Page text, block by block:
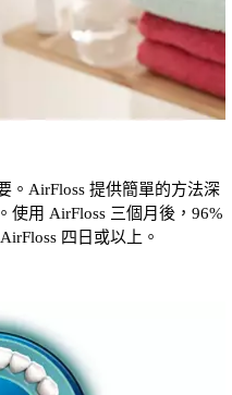
。AirFloss 提供簡單的方法深
使用 AirFloss 三個月後，96%
四日或以上。